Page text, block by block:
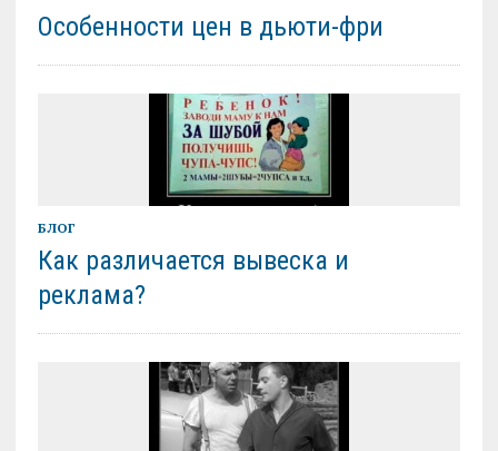
Особенности цен в дьюти-фри
БЛОГ
Как различается вывеска и
реклама?